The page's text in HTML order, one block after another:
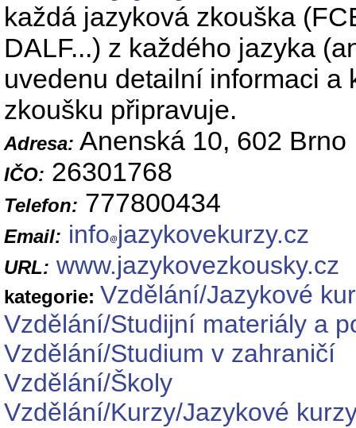
každá jazyková zkouška
DALF...) z každého jazyka
uvedenu detailní informaci a
zkoušku připravuje.
Adresa: Anenská 10, 602 Brno
IČO: 26301768
Telefon: 777800434
Email: info jazykovekurzy.cz
URL: www.jazykovezkousky.cz
kategorie: Vzdělání/Jazykové
Vzdělání/Studijní materiály a
Vzdělání/Studium v zahraničí
Vzdělání/Školy
Vzdělání/Kurzy/Jazykové